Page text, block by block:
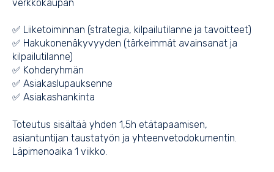
verkkokaupan
✅ Liiketoiminnan (strategia, kilpailutilanne ja tavoitteet)
✅ Hakukonenäkyvyyden (tärkeimmät avainsanat ja
kilpailutilanne)
✅ Kohderyhmän
✅ Asiakaslupauksenne
✅ Asiakashankinta
Toteutus sisältää yhden 1,5h etätapaamisen,
asiantuntijan taustatyön ja yhteenvetodokumentin.
Läpimenoaika 1 viikko.